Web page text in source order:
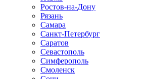
Ростов-на-Дону
Рязань
Самара
Санкт-Петербург
Саратов
Севастополь
Симферополь
Смоленск